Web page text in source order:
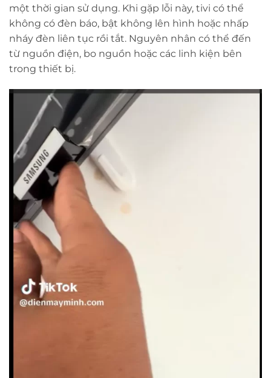
một thời gian sử dụng. Khi gặp lỗi này, tivi có thể
không có đèn báo, bật không lên hình hoặc nhấp
nháy đèn liên tục rồi tắt. Nguyên nhân có thể đến
từ nguồn điện, bo nguồn hoặc các linh kiện bên
trong thiết bị.